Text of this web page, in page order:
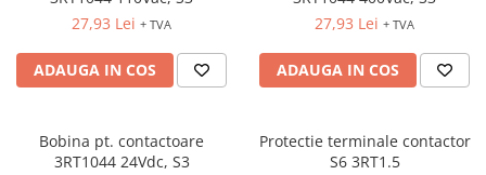
Relee comanda
Relee monitorizare
Relee statice
Relee timp
27,93 Lei + TVA
ADAUGA IN COS
27,93 Lei + TVA
ADAUGA IN COS
Bobina pt. contactoare
3RT1044 24Vdc, S3
Protectie terminale contactor
S6 3RT1.5